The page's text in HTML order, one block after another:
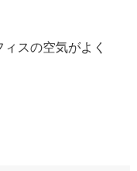
スの空気がよく